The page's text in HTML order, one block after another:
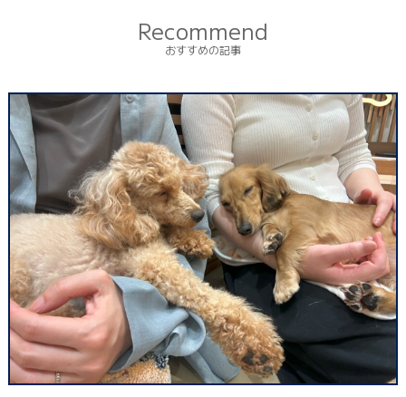
Recommend
おすすめの記事